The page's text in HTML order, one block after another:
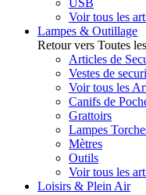
USB
Voir tous les
Lampes & Outillage
Retour vers Toutes
Articles de
Vestes de
Voir tous les
Canifs de
Grattoirs
Lampes
Mètres
Outils
Voir tous les
Loisirs & Plein Air